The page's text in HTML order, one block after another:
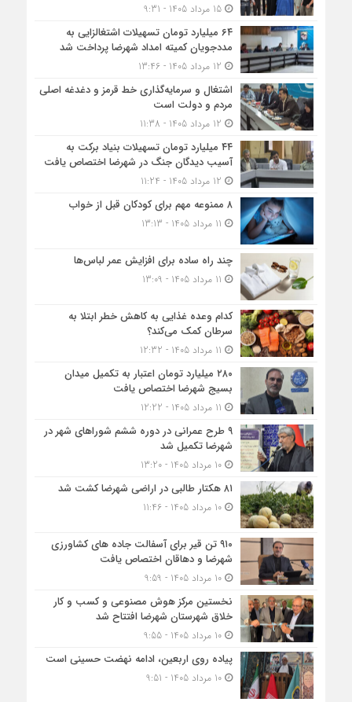
15 مرداد 1405 - 9:31
۶۴ میلیارد تومان تسهیلات اشتغالزایی به
مددجویان کمیته امداد شهرضا پرداخت شد
اشتغال و سرمایه‌گذاری خط قرمز و دغدغه اصلی
مردم و دولت است
۴۴ میلیارد تومان تسهیلات بنیاد برکت به
آسیب دیدگان جنگ در شهرضا اختصاص یافت
۸ ممنوعه مهم برای کودکان قبل از خواب
چند راه ساده برای افزایش عمر لباس‌ها
کدام وعده غذایی به کاهش خطر ابتلا به
سرطان کمک می‌کند؟
۲۸۰ میلیارد تومان اعتبار به تکمیل میدان
بسیج شهرضا اختصاص یافت
۹ طرح عمرانی در دوره ششم شوراهای شهر در
شهرضا تکمیل شد
10 مرداد 1405 - 13:20
۸۱ هکتار طالبی در اراضی شهرضا کشت شد
10 مرداد 1405 - 11:46
۹۱۰ تن قیر برای آسفالت جاده های کشاورزی
شهرضا و دهاقان اختصاص یافت
10 مرداد 1405 - 9:59
نخستین مرکز هوش مصنوعی و کسب‌ و کار
خلاق شهرستان شهرضا افتتاح شد
10 مرداد 1405 - 9:55
پیاده روی اربعین، ادامه نهضت حسینی است
10 مرداد 1405 - 9:51